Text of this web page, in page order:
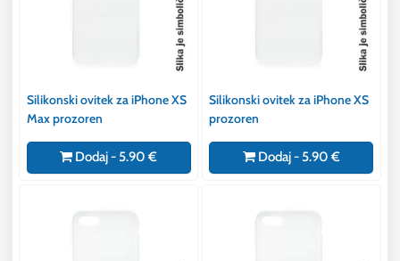
Silikonski ovitek za iPhone XS
Max prozoren
Dodaj - 5.90 €
Silikonski ovitek za iPhone XS
prozoren
Dodaj - 5.90 €